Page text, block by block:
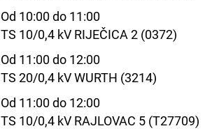
Od 10:00 do 11:00
TS 10/0,4 kV RIJEČICA 2 (0372)
Od 11:00 do 12:00
TS 20/0,4 kV WURTH (3214)
Od 11:00 do 12:00
TS 10/0,4 kV RAJLOVAC 5 (T27709)